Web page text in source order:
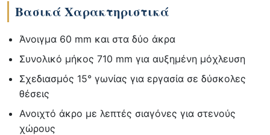
Βασικά Χαρακτηριστικά
Άνοιγμα 60 mm και στα δύο άκρα
Συνολικό μήκος 710 mm για αυξημένη μόχλευση
Σχεδιασμός 15° γωνίας για εργασία σε δύσκολες
θέσεις
Ανοιχτό άκρο με λεπτές σιαγόνες για στενούς
χώρους